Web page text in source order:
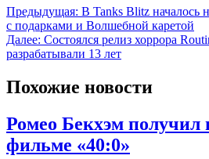
Предыдущая: В Tanks Blitz началось
с подарками и Волшебной каретой
Далее: Состоялся релиз хоррора
разрабатывали 13 лет
Похожие новости
Ромео Бекхэм получил
фильме «40:0»